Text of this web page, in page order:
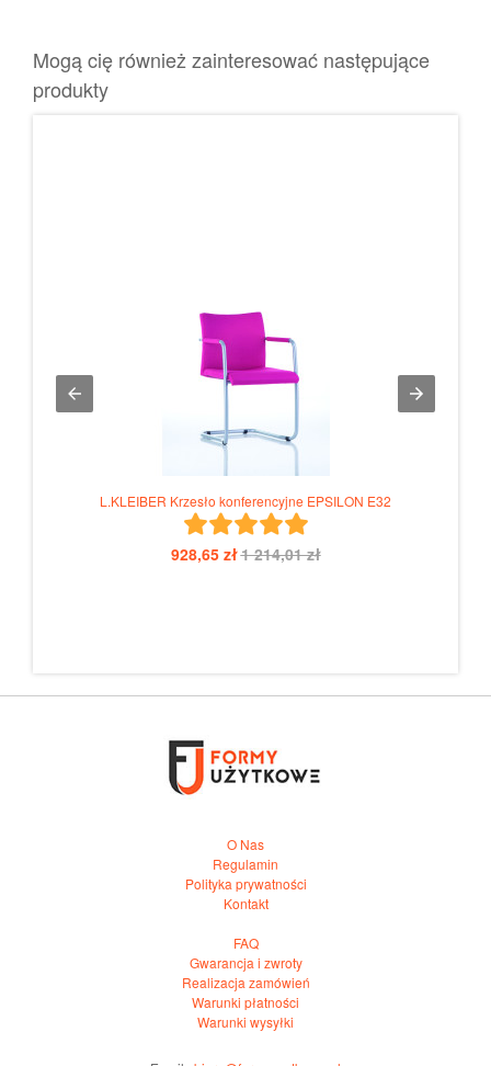
Mogą cię również zainteresować następujące
produkty
L.KLEIBER Krzesło konferencyjne EPSILON E32
928,65 zł1 214,01 zł
O Nas
Regulamin
Polityka prywatności
Kontakt
FAQ
Gwarancja i zwroty
Realizacja zamówień
Warunki płatności
Warunki wysyłki